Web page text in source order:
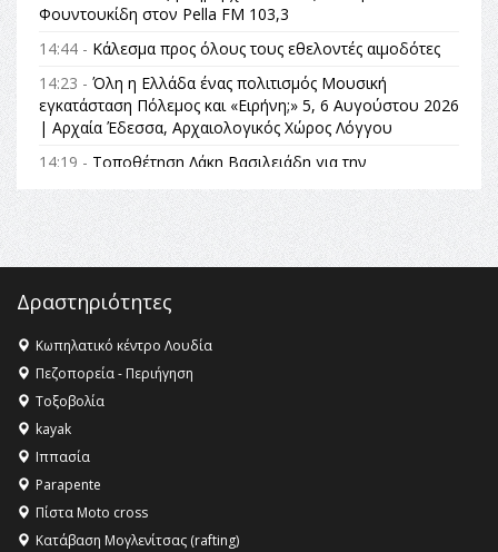
Φουντουκίδη στον Pella FM 103,3
14:44 - Κάλεσμα προς όλους τους εθελοντές αιμοδότες
14:23 - Όλη η Ελλάδα ένας πολιτισμός Μουσική
εγκατάσταση Πόλεμος και «Ειρήνη;» 5, 6 Αυγούστου 2026
| Αρχαία Έδεσσα, Αρχαιολογικός Χώρος Λόγγου
14:19 - Τοποθέτηση Λάκη Βασιλειάδη για την
Αναθεώρηση του Συντάγματος: «Σε τέτοιες κορυφαίες
θεσμικές διαδικασίες υπάρχει μόνο η ευθύνη απέναντι
στις επόμενες γενιές»
16:35 -Το πρόγραμμα του ΠΑΟΚ στον δεύτερο γύρο του
16:27 - Όλυμπος: Εντάχθηκε στον Κατάλογο Παγκόσμιας
Κληρονομιάς της UNESCO – Ομόφωνη η απόφαση Ο
Όλυμπος αναγνωρίστηκε ως φυσικό και πολιτιστικό
αγαθό εξέχουσας οικουμενικής αξίας για την
ανθρωπότητα
16:18 -
ΣΤΗΝ ΕΔΕΣΣΑ
Δραστηριότητες
Κωπηλατικό κέντρο Λουδία
Πεζοπορεία - Περιήγηση
Τοξοβολία
kayak
Ιππασία
Parapente
Πίστα Moto cross
Κατάβαση Μογλενίτσας (rafting)